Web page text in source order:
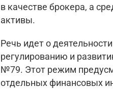
в качестве брокера, а
активы.
Речь идет о
регулированию и
№79. Этот режим
отдельных финансовых